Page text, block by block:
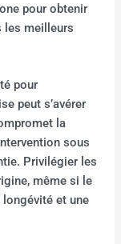
pour obtenir
les meilleurs
pour
peut s’avérer
la
sous
Privilégier les
même si le
et une